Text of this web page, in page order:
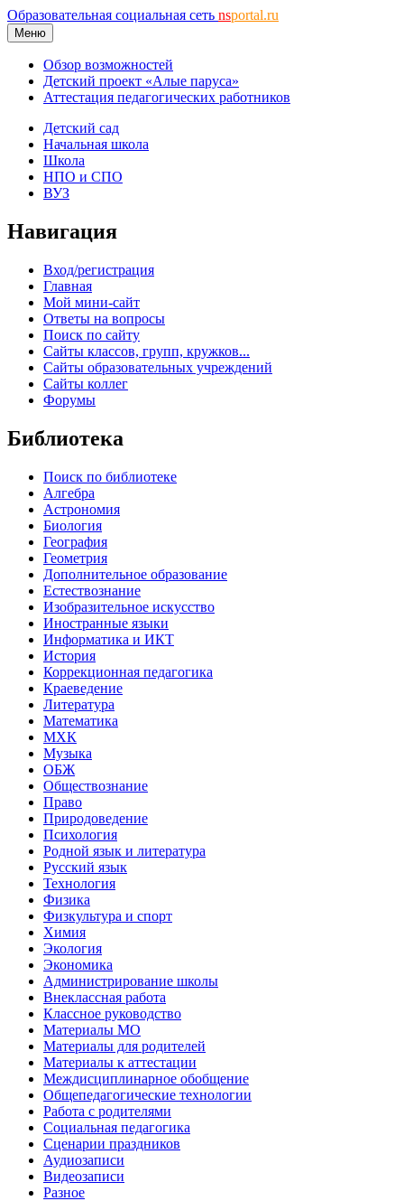
Образовательная социальная сеть nsportal.ru
Меню
Обзор возможностей
Детский проект «Алые паруса»
Аттестация педагогических работников
Детский сад
Начальная школа
Школа
НПО и СПО
ВУЗ
Навигация
Вход/регистрация
Главная
Мой мини-сайт
Ответы на вопросы
Поиск по сайту
Сайты классов, групп, кружков...
Сайты образовательных учреждений
Сайты коллег
Форумы
Библиотека
Поиск по библиотеке
Алгебра
Астрономия
Биология
География
Геометрия
Дополнительное образование
Естествознание
Изобразительное искусство
Иностранные языки
Информатика и ИКТ
История
Коррекционная педагогика
Краеведение
Литература
Математика
МХК
Музыка
ОБЖ
Обществознание
Право
Природоведение
Психология
Родной язык и литература
Русский язык
Технология
Физика
Физкультура и спорт
Химия
Экология
Экономика
Администрирование школы
Внеклассная работа
Классное руководство
Материалы МО
Материалы для родителей
Материалы к аттестации
Междисциплинарное обобщение
Общепедагогические технологии
Работа с родителями
Социальная педагогика
Сценарии праздников
Аудиозаписи
Видеозаписи
Разное